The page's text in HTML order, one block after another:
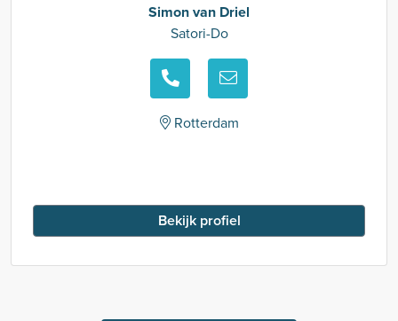
Simon van Driel
Satori-Do
Rotterdam
Bekijk profiel